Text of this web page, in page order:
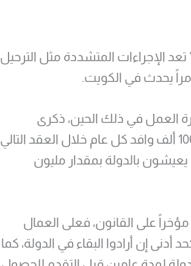
الإجراءات المتشددة مثل الترحيل
يحدث في الكويت.
أعلنت وزيرة العمل في ذلك الحين، ذكرى
الرشيدي، عن خطة لترحيل حوالي 100 ألف وافد كل عام خلال العقد التالي
بالدولة بمقدار مليون
على القانون، فعلى العمال
إن أرادوا البقاء في الدولة، كما